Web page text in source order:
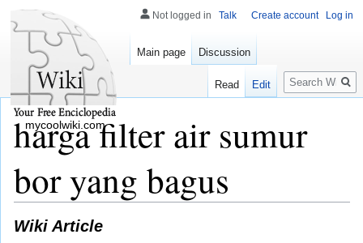
harga filter air sumur
bor yang bagus
Wiki Article
Not logged in Talk Create account Log in
Main page Discussion
Read Edit
Search
mycoolwiki.com